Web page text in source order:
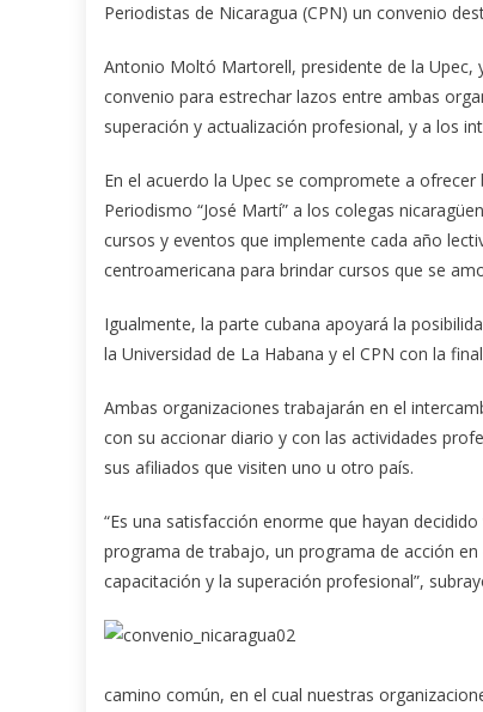
Periodistas de Nicaragua (CPN) un convenio
Antonio Moltó Martorell, presidente de la Upec,
convenio para estrechar lazos entre ambas
superación y actualización profesional, y a los
En el acuerdo la Upec se compromete a
Periodismo “José Martí” a los colegas
cursos y eventos que implemente cada año
centroamericana para brindar cursos que se
Igualmente, la parte cubana apoyará la
la Universidad de La Habana y el CPN con la
Ambas organizaciones trabajarán en el
con su accionar diario y con las actividades
sus afiliados que visiten uno u otro país.
“Es una satisfacción enorme que hayan
programa de trabajo, un programa de acción
capacitación y la superación profesional”,
camino común, en el cual nuestras